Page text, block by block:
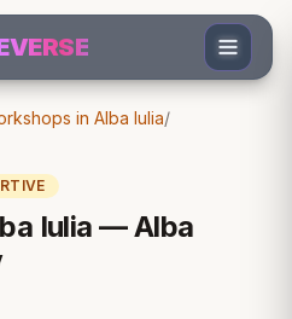
in Alba Iulia/
Iulia — Alba